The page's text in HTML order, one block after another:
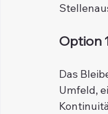
Option
Das
Umfeld,